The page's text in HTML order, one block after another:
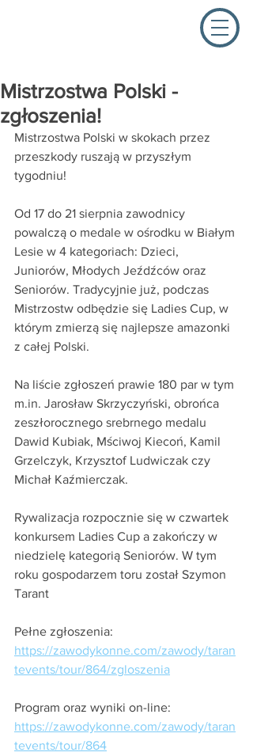
Mistrzostwa Polski -
zgłoszenia!
Mistrzostwa Polski w skokach przez
przeszkody ruszają w przyszłym
tygodniu!
Od 17 do 21 sierpnia zawodnicy
powalczą o medale w ośrodku w Białym
Lesie w 4 kategoriach: Dzieci,
Juniorów, Młodych Jeźdźców oraz
Seniorów. Tradycyjnie już, podczas
Mistrzostw odbędzie się Ladies Cup, w
którym zmierzą się najlepsze amazonki
z całej Polski.
Na liście zgłoszeń prawie 180 par w tym
m.in. Jarosław Skrzyczyński, obrońca
zeszłorocznego srebrnego medalu
Dawid Kubiak, Mściwoj Kiecoń, Kamil
Grzelczyk, Krzysztof Ludwiczak czy
Michał Kaźmierczak.
Rywalizacja rozpocznie się w czwartek
konkursem Ladies Cup a zakończy w
niedzielę kategorią Seniorów. W tym
roku gospodarzem toru został Szymon
Tarant
Pełne zgłoszenia:
https://zawodykonne.com/zawody/taran
tevents/tour/864/zgloszenia
Program oraz wyniki on-line:
https://zawodykonne.com/zawody/taran
tevents/tour/864